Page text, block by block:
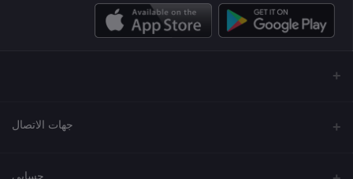
جهات الاتصال
حسابي